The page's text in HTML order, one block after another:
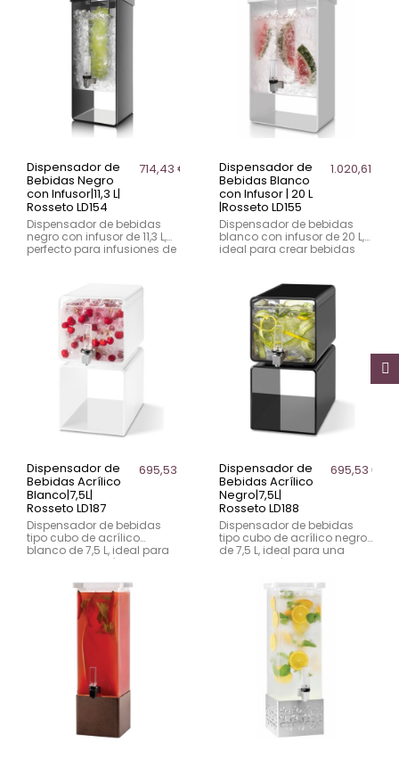
Dispensador de
Bebidas Negro
con Infusor|11,3 L|
Rosseto LD154
714,43 €
Dispensador de bebidas
negro con infusor de 11,3 L,
perfecto para infusiones de
Dispensador de
Bebidas Blanco
con Infusor | 20 L
|Rosseto LD155
1.020,61 €
Dispensador de bebidas
blanco con infusor de 20 L,
ideal para crear bebidas
Dispensador de
Bebidas Acrílico
Blanco|7,5L|
Rosseto LD187
695,53 €
Dispensador de bebidas
tipo cubo de acrílico
blanco de 7,5 L, ideal para
una presentación elegante
Dispensador de
Bebidas Acrílico
Negro|7,5L|
Rosseto LD188
695,53 €
Dispensador de bebidas
tipo cubo de acrílico negro
de 7,5 L, ideal para una
presentación moderna en